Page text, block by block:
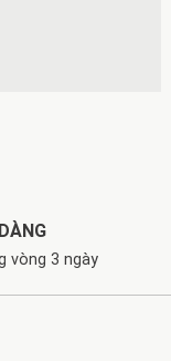
vòng 3 ngày